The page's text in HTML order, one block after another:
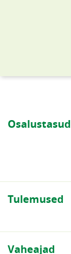
Osalustasud
Tulemused
Vaheajad